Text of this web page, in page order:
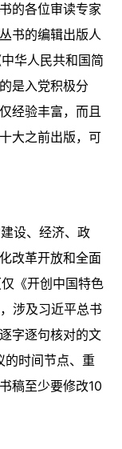
的各位审读专家
书的编辑出版人
华人民共和国简
是入党积极分
经验丰富，而且
大之前出版，可
设、经济、政
改革开放和全面
《开创中国特色
涉及习近平总书
字逐句核对的文
的时间节点、重
稿至少要修改10